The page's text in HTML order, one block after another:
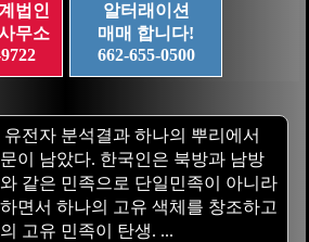
법인
무소
알터래이션
매매 합니다!
662-655-0500
전자 분석결과 하나의 뿌리에서
이 남았다. 한국인은 북방과 남방
같은 민족으로 단일민족이 아니라
면서 하나의 고유 색체를 창조하고
고유 민족이 탄생. ...